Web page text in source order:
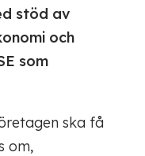
stöd av
och
som
ska få
om,